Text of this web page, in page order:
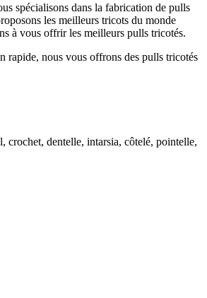
spécialisons dans la fabrication de pulls
les meilleurs tricots du monde
à vous offrir les meilleurs pulls tricotés.
rapide, nous vous offrons des pulls tricotés
crochet, dentelle, intarsia, côtelé, pointelle,